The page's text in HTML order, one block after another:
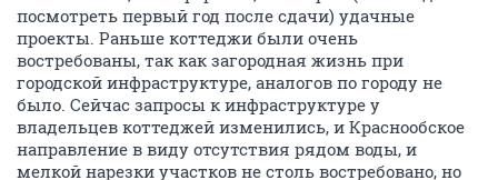
посмотреть первый год после сдачи) удачные
проекты. Раньше коттеджи были очень
востребованы, так как загородная жизнь при
городской инфраструктуре, аналогов по городу не
было. Сейчас запросы к инфраструктуре у
владельцев коттеджей изменились, и Краснообское
направление в виду отсутствия рядом воды, и
мелкой нарезки участков не столь востребовано, но